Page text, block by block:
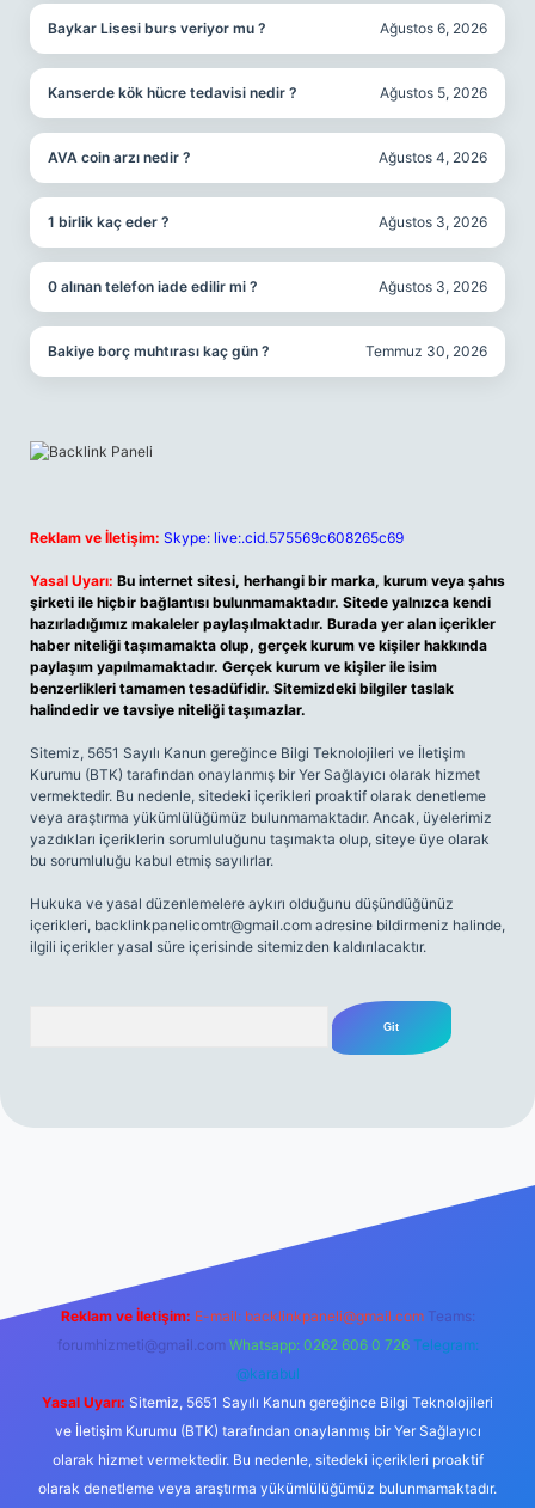
Baykar Lisesi burs veriyor mu ? Ağustos 6, 2026
Kanserde kök hücre tedavisi nedir ? Ağustos 5, 2026
AVA coin arzı nedir ? Ağustos 4, 2026
1 birlik kaç eder ? Ağustos 3, 2026
0 alınan telefon iade edilir mi ? Ağustos 3, 2026
Bakiye borç muhtırası kaç gün ? Temmuz 30, 2026
Reklam ve İletişim: Skype: live:.cid.575569c608265c69
Yasal Uyarı: Bu internet sitesi, herhangi bir marka, kurum veya şahıs
şirketi ile hiçbir bağlantısı bulunmamaktadır. Sitede yalnızca kendi
hazırladığımız makaleler paylaşılmaktadır. Burada yer alan içerikler
haber niteliği taşımamakta olup, gerçek kurum ve kişiler hakkında
paylaşım yapılmamaktadır. Gerçek kurum ve kişiler ile isim
benzerlikleri tamamen tesadüfidir. Sitemizdeki bilgiler taslak
halindedir ve tavsiye niteliği taşımazlar.
Sitemiz, 5651 Sayılı Kanun gereğince Bilgi Teknolojileri ve İletişim
Kurumu (BTK) tarafından onaylanmış bir Yer Sağlayıcı olarak hizmet
vermektedir. Bu nedenle, sitedeki içerikleri proaktif olarak denetleme
veya araştırma yükümlülüğümüz bulunmamaktadır. Ancak, üyelerimiz
yazdıkları içeriklerin sorumluluğunu taşımakta olup, siteye üye olarak
bu sorumluluğu kabul etmiş sayılırlar.
Hukuka ve yasal düzenlemelere aykırı olduğunu düşündüğünüz
içerikleri, backlinkpanelicomtr@gmail.com adresine bildirmeniz halinde,
ilgili içerikler yasal süre içerisinde sitemizden kaldırılacaktır.
Reklam ve İletişim: E-mail: backlinkpaneli@gmail.com Teams:
forumhizmeti@gmail.com Whatsapp: 0262 606 0 726 Telegram:
@karabul
Yasal Uyarı: Sitemiz, 5651 Sayılı Kanun gereğince Bilgi Teknolojileri
ve İletişim Kurumu (BTK) tarafından onaylanmış bir Yer Sağlayıcı
olarak hizmet vermektedir. Bu nedenle, sitedeki içerikleri proaktif
olarak denetleme veya araştırma yükümlülüğümüz bulunmamaktadır.